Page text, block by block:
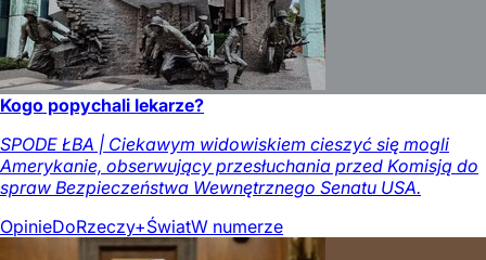
Kogo popychali lekarze?
SPODE ŁBA | Ciekawym widowiskiem cieszyć się mogli
Amerykanie, obserwujący przesłuchania przed Komisją do
spraw Bezpieczeństwa Wewnętrznego Senatu USA.
OpinieDoRzeczy+ŚwiatW numerze